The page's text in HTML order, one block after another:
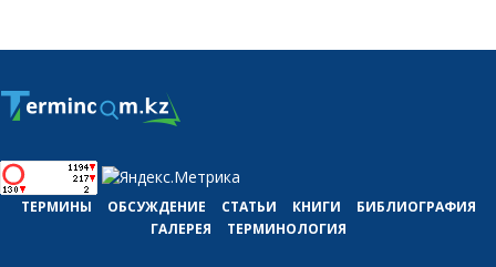
ТЕРМИНЫ ОБСУЖДЕНИЕ СТАТЬИ КНИГИ
БИБЛИОГРАФИЯ
ГАЛЕРЕЯ
ТЕРМИНОЛОГИЯ